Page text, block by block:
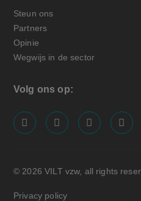
Steun ons
Partners
Opinie
Wegwijs in de sector
Volg ons op:
screenreader.visit us on
© 2026 VILT vzw, all rights
Privacy policy